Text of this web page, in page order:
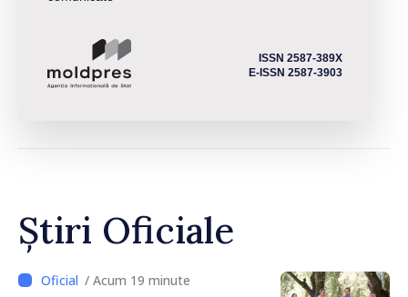
ISSN 2587-389X
E-ISSN 2587-3903
Știri Oficiale
/ Acum 19 minute